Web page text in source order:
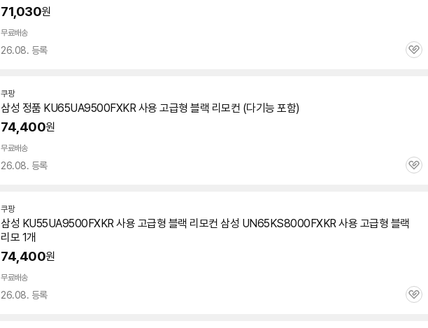
71,030원
무료배송
26.08. 등록
관
쿠팡
삼성 정품 KU65UA9500FXKR 사용 고급형 블랙 리모컨 (다기능 포함)
74,400원
무료배송
26.08. 등록
관
쿠팡
삼성 KU55UA9500FXKR 사용 고급형 블랙 리모컨 삼성 UN65KS8000FXKR 사용 고급형 블랙
리모 1개
74,400원
무료배송
26.08. 등록
관